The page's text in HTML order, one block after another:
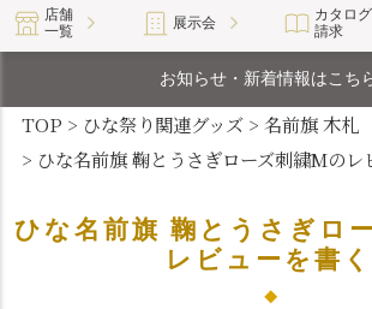
店舗
一覧
展示会
カタログ
請求
お知らせ・新着情報はこち
TOP ひな祭り関連グッズ
名前旗 木札
ひな名前旗 鞠とうさぎローズ刺繍Mのレ
ひな名前旗 鞠とうさぎロ
レビューを書く